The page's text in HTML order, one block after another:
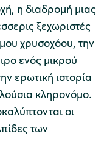
η διαδρομή μιας
ξεχωριστές
χρυσοχόου, την
ενός μικρού
ερωτική ιστορία
κληρονόμο.
οι
των